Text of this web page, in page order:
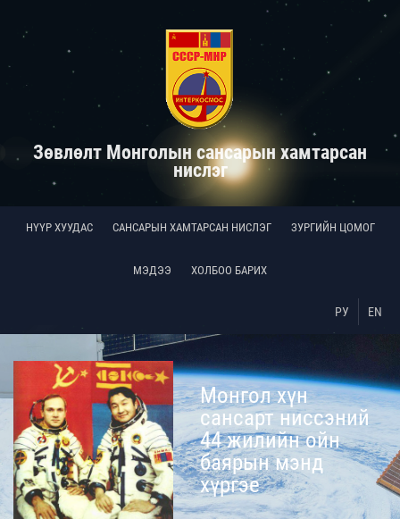
Зөвлөлт Монголын сансарын хамтарсан
нислэг
НҮҮР ХУУДАС САНСАРЫН ХАМТАРСАН НИСЛЭГ ЗУРГИЙН ЦОМОГ
МЭДЭЭ ХОЛБОО БАРИХ
РУ EN
Монгол хүн
сансарт ниссэний
44 жилийн ойн
баярын мэнд
хүргэе